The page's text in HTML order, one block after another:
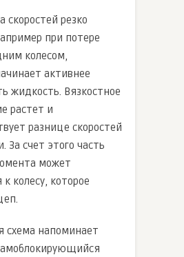
скоростей резко
при потере
колесом,
активнее
жидкость. Вязкостное
растет и
разнице скоростей
За счет этого часть
может
колесу, которое
схема напоминает